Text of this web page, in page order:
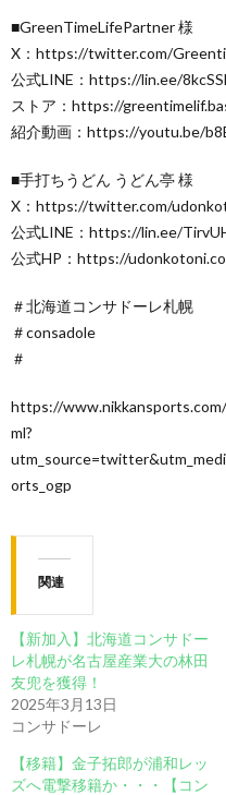
■GreenTimeLifePartner 様
X：https://twitter.com/
公式LINE：https://lin.ee/
ストア：https://
紹介動画：https://youtu.be/
■手打ちうどん うどん亭 様
X：https://twitter.com/
公式LINE：https://lin.ee/
公式HP：https://
＃北海道コンサドーレ札幌
＃consadole
＃
https://
ml?
orts_ogp
関連
【新加入】北海道コンサドー
レ札幌が名古屋産業大の林田
友兜を獲得！
2025年3月13日
コンサドーレ
【移籍】金子拓郎が浦和レッ
ズへ電撃移籍か・・・【コン